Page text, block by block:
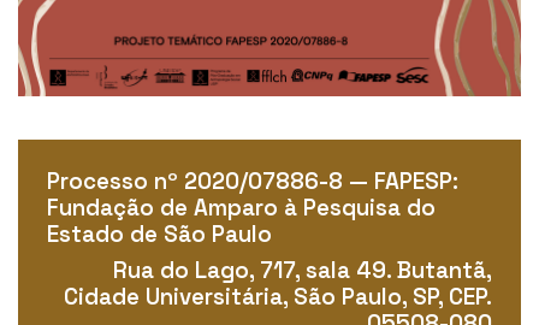
Processo nº 2020/07886-8 — FAPESP:
Fundação de Amparo à Pesquisa do
Estado de São Paulo
Rua do Lago, 717, sala 49. Butantã,
Cidade Universitária, São Paulo, SP, CEP.